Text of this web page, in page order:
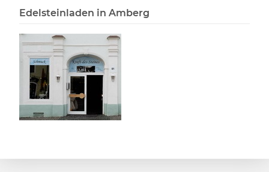
Edelsteinladen in Amberg